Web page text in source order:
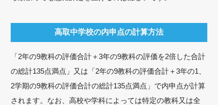
高取中学校の内申点の計算方法
「2年の9教科の評価合計＋3年の9教科の評価を2倍した合計
の総計135点満点」又は「2年の9教科の評価合計＋3年の1、
2学期の9教科の評価合計の総計135点満点」で内申点が計算
されます。なお、高校や学科によっては特定の教科又は全